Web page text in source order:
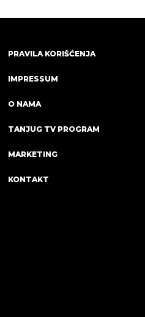
PRAVILA KORIŠĆENJA
IMPRESSUM
O NAMA
TANJUG TV PROGRAM
MARKETING
KONTAKT